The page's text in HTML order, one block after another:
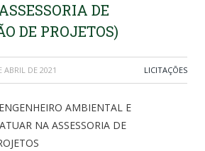
DE
DE PROJETOS)
ABRIL DE 2021 LICITAÇÕES
AMBIENTAL E
NA ASSESSORIA DE